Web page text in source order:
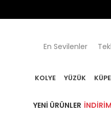
En Sevilenler
KOLYE YÜZÜK KÜPE
YENI ÜRÜNLER